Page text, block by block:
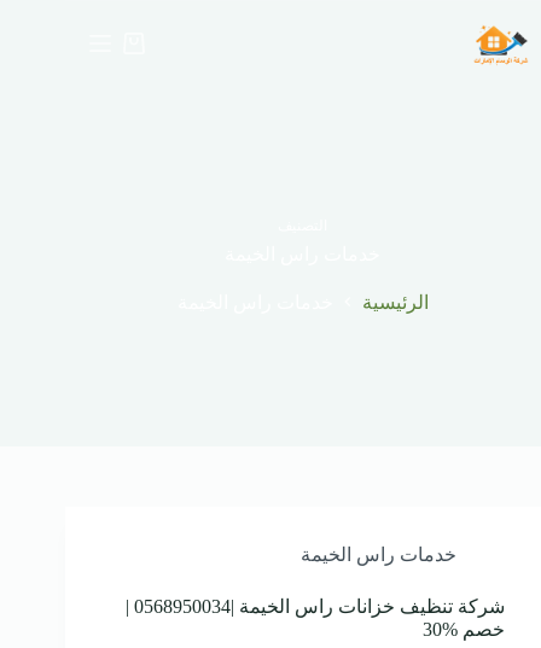
إلى
المحتوى
الرئيسية
خدمات راس الخيمة
شركة تنظيف خزانات راس الخيمة |0568950034 |
خصم %30